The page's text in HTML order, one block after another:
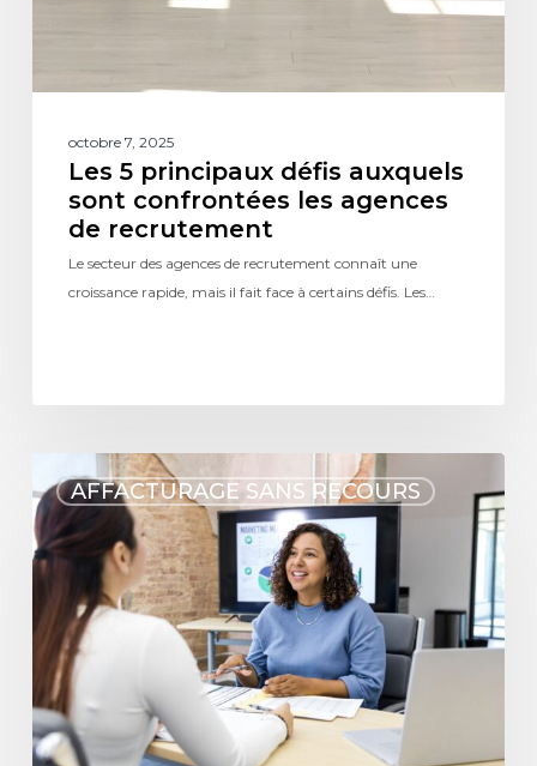
octobre 7, 2025
Les 5 principaux défis auxquels
sont confrontées les agences
de recrutement
Le secteur des agences de recrutement connaît une
croissance rapide, mais il fait face à certains défis. Les…
AFFACTURAGE SANS RECOURS